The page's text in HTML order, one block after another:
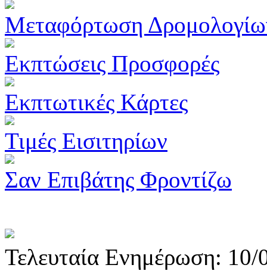
Μεταφόρτωση
Εκπτώσεις Προσφορές
Εκπτωτικές Κάρτες
Τιμές Εισιτηρίων
Σαν Επιβάτης Φροντίζω
Τελευταία Ενημέρωση: